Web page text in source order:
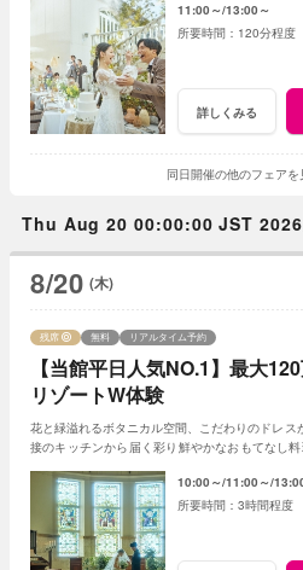
11:00～ 13:00～
120分程度
詳しくみる
同日開催の他のフェアを
Thu Aug 20 00:00:00 JST 2026
8/20 (木)
【当館平日人気NO.1】最大
リゾートW体験
残席 無料 リアルタイム予約
花と緑溢れるボタニカル空間、こだわりのドレ
接のキッチンから届く彩り鮮やかなおもてなし
10:00～ 11:00～
3時間程度